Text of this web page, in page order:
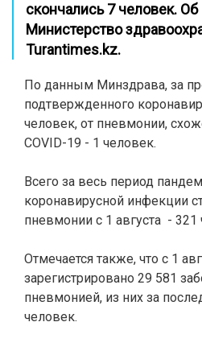
скончались 7 человек.
Министерство
Turantimes.kz.
По данным Минздрава, за
подтвержденного
человек, от пневмонии,
COVID-19 - 1 человек.
Всего за весь период
коронавирусной инфекции
пневмонии с 1 августа - 321
Отмечается также, что с 1
зарегистрировано 29 581
пневмонией, из них за
человек.